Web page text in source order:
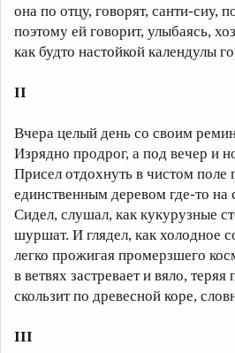
она по отцу, говорят, санти-сиу,
поэтому ей говорит, улыбаясь,
как будто настойкой календулы
II
Вчера целый день со своим
Изрядно продрог, а под вечер и
Присел отдохнуть в чистом поле
единственным деревом где-то на
Сидел, слушал, как кукурузные
шуршат. И глядел, как холодное
легко прожигая промерзшего
в ветвях застревает и вяло,
скользит по древесной коре,
III